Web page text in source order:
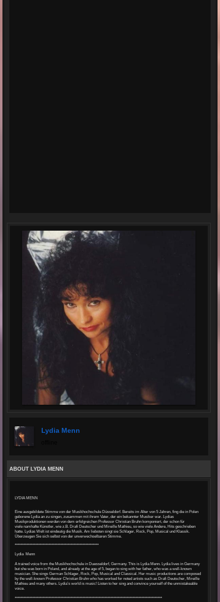
Lydia Menn
ABOUT LYDIA MENN
LYDIA MENN
Eine ausgebildete Stimme von der Musikhochschule Düsseldorf. Bereits im Alter von 5 Jahren, fing die in Polen
geborene Lydia an zu singen, zusammen mit ihrem Vater, der ein bekannter Musiker war. Lydias
Musikproduktionen werden von dem erfolgreichen Professor Christian Bruhn komponiert, der schon für
viele namhafte Künstler, wie z.B. Drafi Deutscher und Mireille Mathieu, so wie viele Andere, Hits geschrieben
hatte. Lydias Welt ist eindeutig die Musik. Am liebsten singt sie Schlager, Rock, Pop, Musical und Klassik.
Überzeugen Sie sich selbst von der unverwechselbaren Stimme.
*********************************************************
Lydia Menn
A trained voice from the Musikhochschule in Duesseldorf, Germany. This is Lydia Menn. Lydia lives in Germany
but she was born in Poland, and already at the age of 5, began to sing with her father, who was a well-known
musician. She sings German Schlager, Rock, Pop, Musical and Classical. Her music productions are composed
by the well-known Professor Christian Bruhn who has worked for noted artists such as Drafi Deutscher, Mireille
Mathieu and many others. Lydia’s world is music! Listen to her sing and convince yourself of the unmistakeable
voice.
****************************************************************************************************